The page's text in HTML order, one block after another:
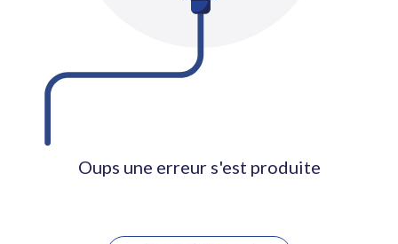
Oups une erreur s'est produite